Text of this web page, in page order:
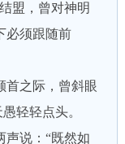
盟，曾对神明
必须跟随前
之际，曾斜眼
轻轻点头。
说：“既然如